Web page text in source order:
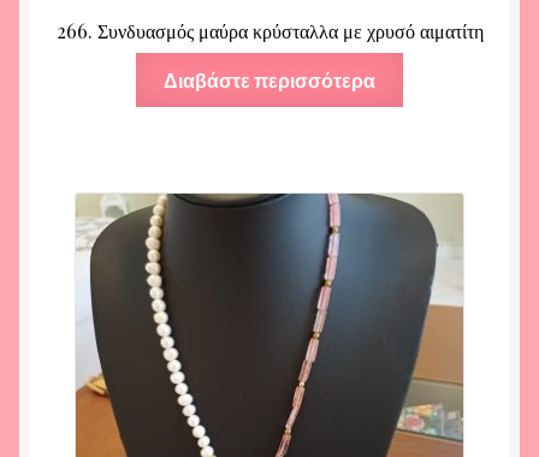
266. Συνδυασμός μαύρα κρύσταλλα με χρυσό αιματίτη
Διαβάστε περισσότερα